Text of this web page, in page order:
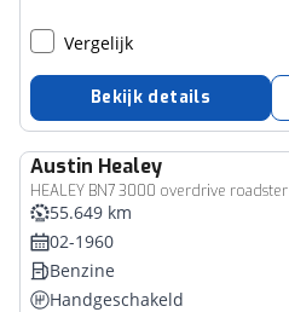
Vergelijk
Bekijk details
Austin Healey
HEALEY BN7 3000 overdrive roadster
55.649 km
02-1960
Benzine
Handgeschakeld